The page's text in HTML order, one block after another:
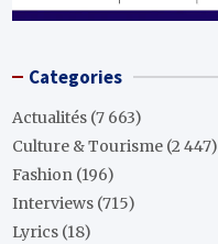
Categories
Actualités (7 663)
Culture & Tourisme (2 447)
Fashion (196)
Interviews (715)
Lyrics (18)